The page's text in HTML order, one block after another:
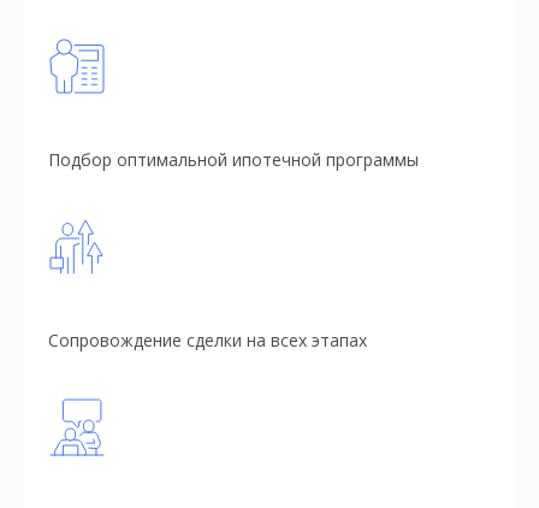
Подбор оптимальной ипотечной программы
Сопровождение сделки на всех этапах